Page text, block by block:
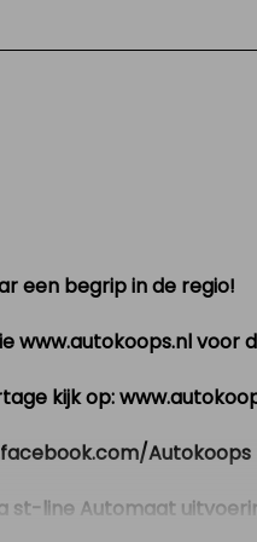
een begrip in de regio!
www.autokoops.nl voor
kijk op:
Autokoops
st-line Automaat